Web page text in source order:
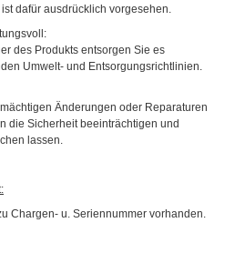
dafür ausdrücklich vorgesehen.
des Produkts entsorgen Sie es
Umwelt- und Entsorgungsrichtlinien.
Änderungen oder Reparaturen
die Sicherheit beeinträchtigen und
lassen.
Chargen- u. Seriennummer vorhanden.